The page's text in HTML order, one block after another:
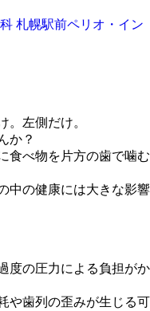
。左側だけ。
か？
食べ物を片方の歯で噛む
中の健康には大きな影響
度の圧力による負担がか
や歯列の歪みが生じる可